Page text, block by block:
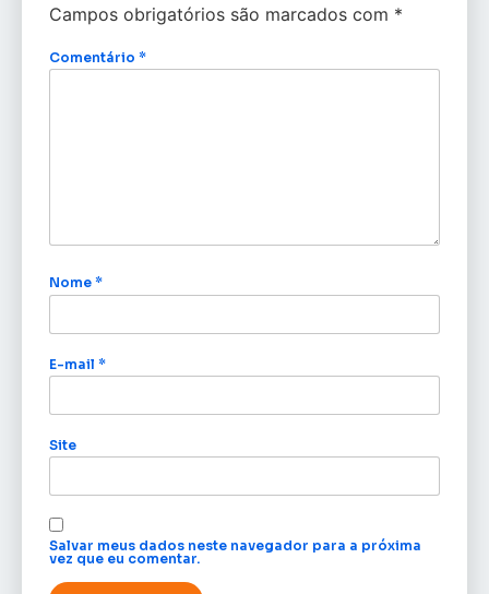
Campos obrigatórios são marcados com *
Comentário *
Nome *
E-mail *
Site
Salvar meus dados neste navegador para a próxima
vez que eu comentar.